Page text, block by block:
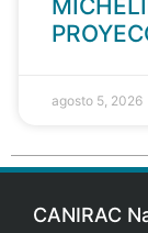
agosto 5, 2026
CANIRAC